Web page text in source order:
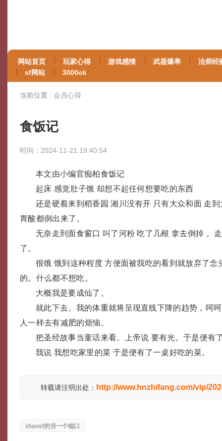
网站首页 玩家心得 游戏感情 武器爆率
法师经
sf网站
3000ok
当前位置 : 会员心得
食饭记
时间：2024-11-21 19:40:54
本文由小编官痴柏食饭记
起床 感觉肚子饿 却想不起任何想要吃的东西
还是硬着来到稻香园 湘川没有开 只有大众和面 走
胃酸都倒出来了。
无奈走到面食窗口 叫了河粉 吃了几根 拿去倒掉 。
了。
很饿 饿到这种程度 方便面被我吃的看到就放弃了念
的。什么都不想吃。
大概我是要成仙了。
就此下去。我的体重就将呈现直线下降的趋势，呵
人一样去有减肥的烦恼。
把圣经故事当童话来看。上帝说 要有光。于是便有
我说 我想吃家里的菜 于是便有了一桌好吃的菜。
转载请注明出处： http://www.hnzhifang.com/vip/
zhaosf的另一个端口